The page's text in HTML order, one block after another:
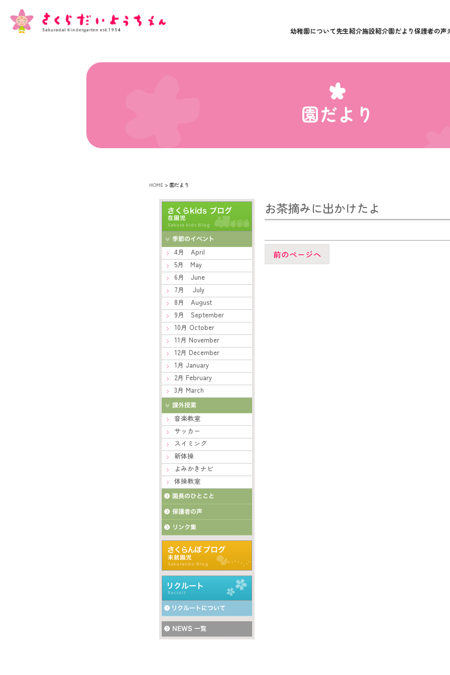
幼稚園について先生紹介施設紹介園だより保護者の声
園だより
HOME > 園だより
4月 April
5月 May
6月 June
7月 July
8月 August
9月 September
10月 October
11月 November
12月 December
1月 January
2月 February
3月 March
音楽教室
サッカー
スイミング
新体操
よみかきナビ
体操教室
お茶摘みに出かけたよ
前のページへ